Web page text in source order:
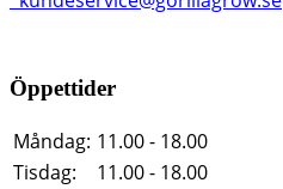
Öppettider
Måndag: 11.00 - 18.00
Tisdag:
11.00 - 18.00